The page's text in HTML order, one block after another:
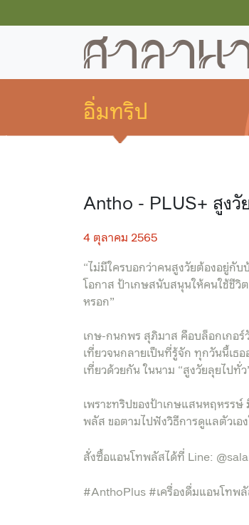
อิ่มทริป
Antho - PLUS+ สูง
4 ตุลาคม 2565
“ไม่มีใครบอกว่าคนสูงวัยต้องอยู่กับ
โอกาส ป้าเกษสนับสนุนให้คนใช้ชีวิ
หรอก”
เกษ-กนกพร สุภิมาส คือบล็อกเกอ
เที่ยวจนกลายเป็นที่รู้จัก ทุกวันนี้เธ
เที่ยวด้วยกัน ในนาม “สูงวัยลุยไปทั่ว
เพราะทริปของป้าเกษแสนหฤหรร
พลัส ขอตามไปฟังวิธีการดูแลตัวเอ
สั่งซื้อแอนโทพลัสได้ที่ Line:
#AnthoPlus #เครื่องดื่มแอนโทพ